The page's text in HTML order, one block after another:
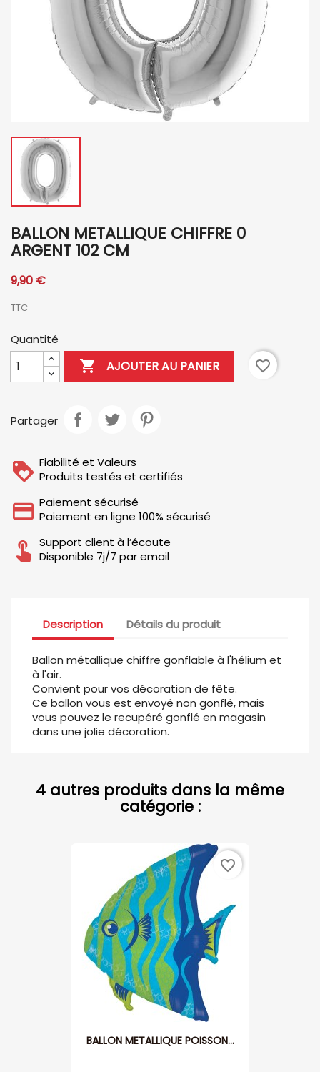
BALLON METALLIQUE CHIFFRE 0
ARGENT 102 CM
9,90 €
TTC
Quantité
 AJOUTER AU PANIER favorite_border
Partager
Fiabilité et Valeurs
Produits testés et certifiés
Paiement sécurisé
Paiement en ligne 100% sécurisé
Support client à l’écoute
Disponible 7j/7 par email
Description Détails du produit
Ballon métallique chiffre gonflable à l'hélium et
à l'air.
Convient pour vos décoration de fête.
Ce ballon vous est envoyé non gonflé, mais
vous pouvez le recupéré gonflé en magasin
dans une jolie décoration.
4 autres produits dans la même
catégorie :
BALLON METALLIQUE POISSON...
favorite_border